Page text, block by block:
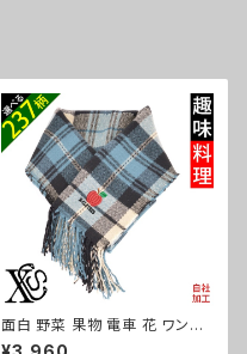
面白 野菜 果物 電車 花 ワンポ
イント 刺繍 チェック ストール 大